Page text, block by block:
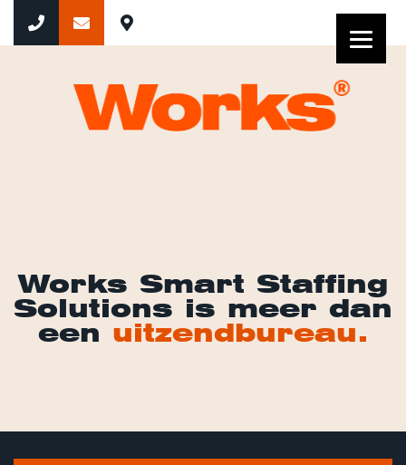
Works Smart Staffing
Solutions is meer dan
een uitzendbureau.